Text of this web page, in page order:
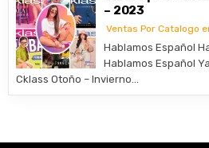
– 2023
Ventas Por Catalogo
Hablamos Español
Hablamos Español
Cklass Otoño – Invierno…